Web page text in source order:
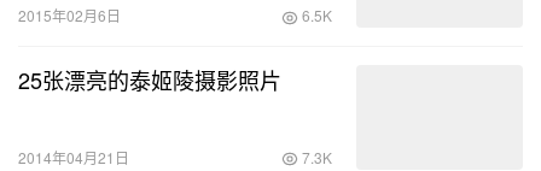
2015年02月6日 6.5K
25张漂亮的泰姬陵摄影照片
2014年04月21日 7.3K